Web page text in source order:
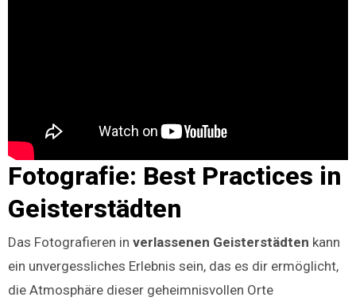
Fotografie: Best Practices in
Geisterstädten
Das Fotografieren in verlassenen Geisterstädten kann
ein unvergessliches Erlebnis sein, das es dir ermöglicht,
die Atmosphäre dieser geheimnisvollen Orte